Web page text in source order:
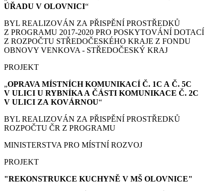
ÚŘADU V OLOVNICI“
BYL REALIZOVÁN ZA PŘISPĚNÍ PROSTŘEDKŮ
Z PROGRAMU 2017-2020 PRO POSKYTOVÁNÍ DOTACÍ
Z ROZPOČTU STŘEDOČESKÉHO KRAJE Z FONDU
OBNOVY VENKOVA - STŘEDOČESKÝ KRAJ
PROJEKT
„OPRAVA MÍSTNÍCH KOMUNIKACÍ Č. 1C A Č. 5C
V ULICI U RYBNÍKA A ČÁSTI KOMUNIKACE Č. 2C
V ULICI ZA KOVÁRNOU“
BYL REALIZOVÁN ZA PŘISPĚNÍ PROSTŘEDKŮ
ROZPOČTU ČR Z PROGRAMU
MINISTERSTVA PRO MÍSTNÍ ROZVOJ
PROJEKT
"REKONSTRUKCE KUCHYNĚ V MŠ OLOVNICE"